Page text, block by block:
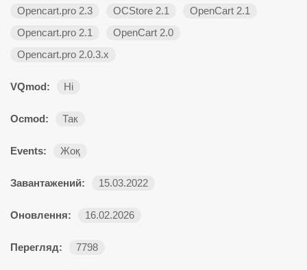
Opencart.pro 2.3
OCStore 2.1
OpenCart 2.1
Opencart.pro 2.1
OpenCart 2.0
Opencart.pro 2.0.3.х
VQmod: Ні
Ocmod: Так
Events: Жоқ
Завантажений: 15.03.2022
Оновлення: 16.02.2026
Перегляд: 7798